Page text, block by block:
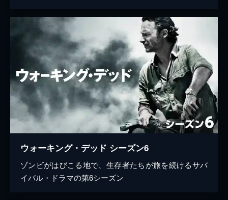
ウォーキング・デッド シーズン6
ゾンビがはびこる地で、生存者たちが旅を続けるサバ
イバル・ドラマの第6シーズン